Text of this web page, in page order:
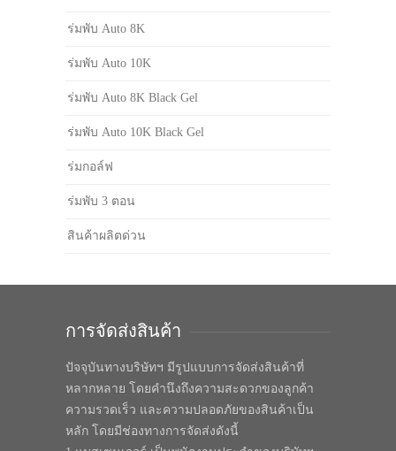
ร่มพับ Auto 8K
ร่มพับ Auto 10K
ร่มพับ Auto 8K Black Gel
ร่มพับ Auto 10K Black Gel
ร่มกอล์ฟ
ร่มพับ 3 ตอน
สินค้าผลิตด่วน
การจัดส่งสินค้า
ปัจจุบันทางบริษัทฯ มีรูปแบบการจัดส่งสินค้าที่
หลากหลาย โดยคำนึงถึงความสะดวกของลูกค้า
ความรวดเร็ว และความปลอดภัยของสินค้าเป็น
หลัก โดยมีช่องทางการจัดส่งดังนี้